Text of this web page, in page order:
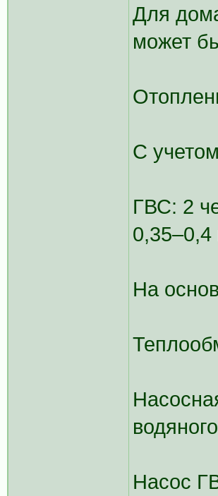
Для
может
С
ГВС: 2
0,35–0,4
На
Насос